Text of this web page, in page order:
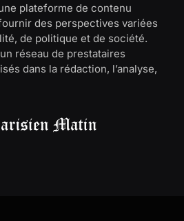
plateforme de contenu
des perspectives variées
de politique et de société.
réseau de prestataires
dans la rédaction, l’analyse,